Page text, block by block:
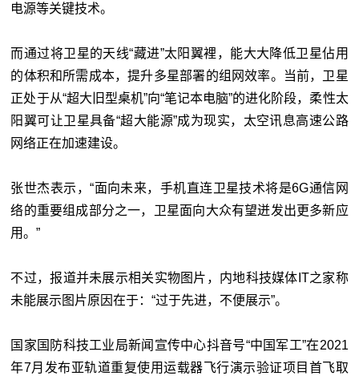
电源等关键技术。
而通过将卫星的天线“藏进”太阳翼裡，能大大降低卫星佔用
的体积和所需成本，提升多星部署的组网效率。当前，卫星
正处于从“超大旧型桌机”向“笔记本电脑”的进化阶段，柔性太
阳翼可让卫星具备“超大能源”成为现实，太空讯息高速公路
网络正在加速建设。
张世杰表示，“面向未来，手机直连卫星技术将是6G通信网
络的重要组成部分之一，卫星面向大众有望迸发出更多新应
用。”
不过，报道并未展示相关实物图片，内地科技媒体IT之家称
未能展示图片原因在于：“过于先进，不便展示”。
国家国防科技工业局新闻宣传中心抖音号“中国军工”在2021
年7月发布亚轨道重复使用运载器飞行演示验证项目首飞取